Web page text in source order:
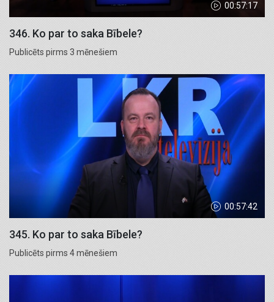
00:57:17
346. Ko par to saka Bībele?
Publicēts pirms 3 mēnešiem
00:57:42
345. Ko par to saka Bībele?
Publicēts pirms 4 mēnešiem